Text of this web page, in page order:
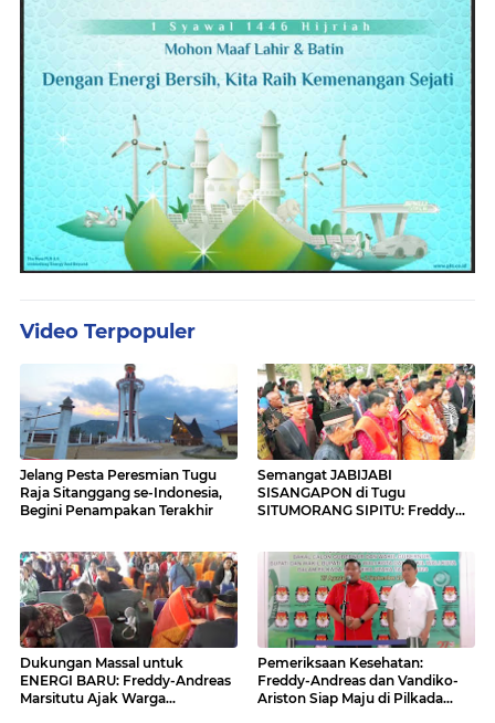
Video Terpopuler
Jelang Pesta Peresmian Tugu
Raja Sitanggang se-Indonesia,
Begini Penampakan Terakhir
Semangat JABIJABI
SISANGAPON di Tugu
SITUMORANG SIPITU: Freddy
Dukungan Massal untuk
ENERGI BARU: Freddy-Andreas
Marsitutu Ajak Warga
Pemeriksaan Kesehatan:
Freddy-Andreas dan Vandiko-
Ariston Siap Maju di Pilkada